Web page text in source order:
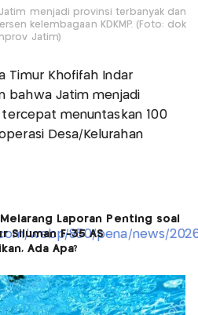
menjadi provinsi terbanyak dan
kelembagaan KDKMP. (Foto: dok
Jatim)
Timur Khofifah Indar
bahwa Jatim menjadi
menuntaskan 100
Desa/Kelurahan
Laporan Penting soal
Siluman F-35 AS
Ada Apa?